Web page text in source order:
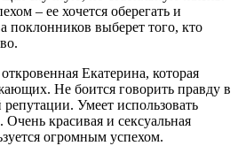
– ее хочется оберегать и
поклонников выберет того, кто
Екатерина, которая
Не боится говорить правду в
репутации. Умеет использовать
красивая и сексуальная
огромным успехом.